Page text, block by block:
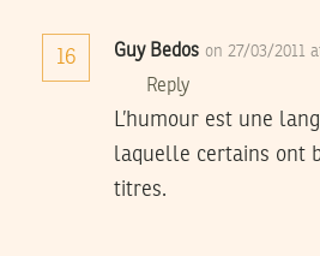
16 Guy Bedos on 27/03/2011
Reply
L’humour est une
laquelle certains ont
titres.